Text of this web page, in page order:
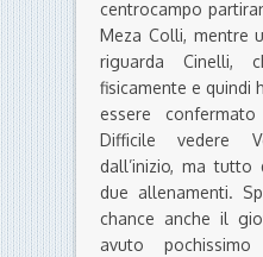
centrocampo
Meza Colli, mentre
riguarda Cinelli,
fisicamente e quindi
essere
Difficile vedere
dall’inizio, ma tutto
due allenamenti.
chance anche il
avuto pochissimo